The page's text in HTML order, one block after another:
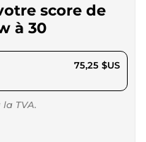
score de
à 30
75,25 $US
TVA.